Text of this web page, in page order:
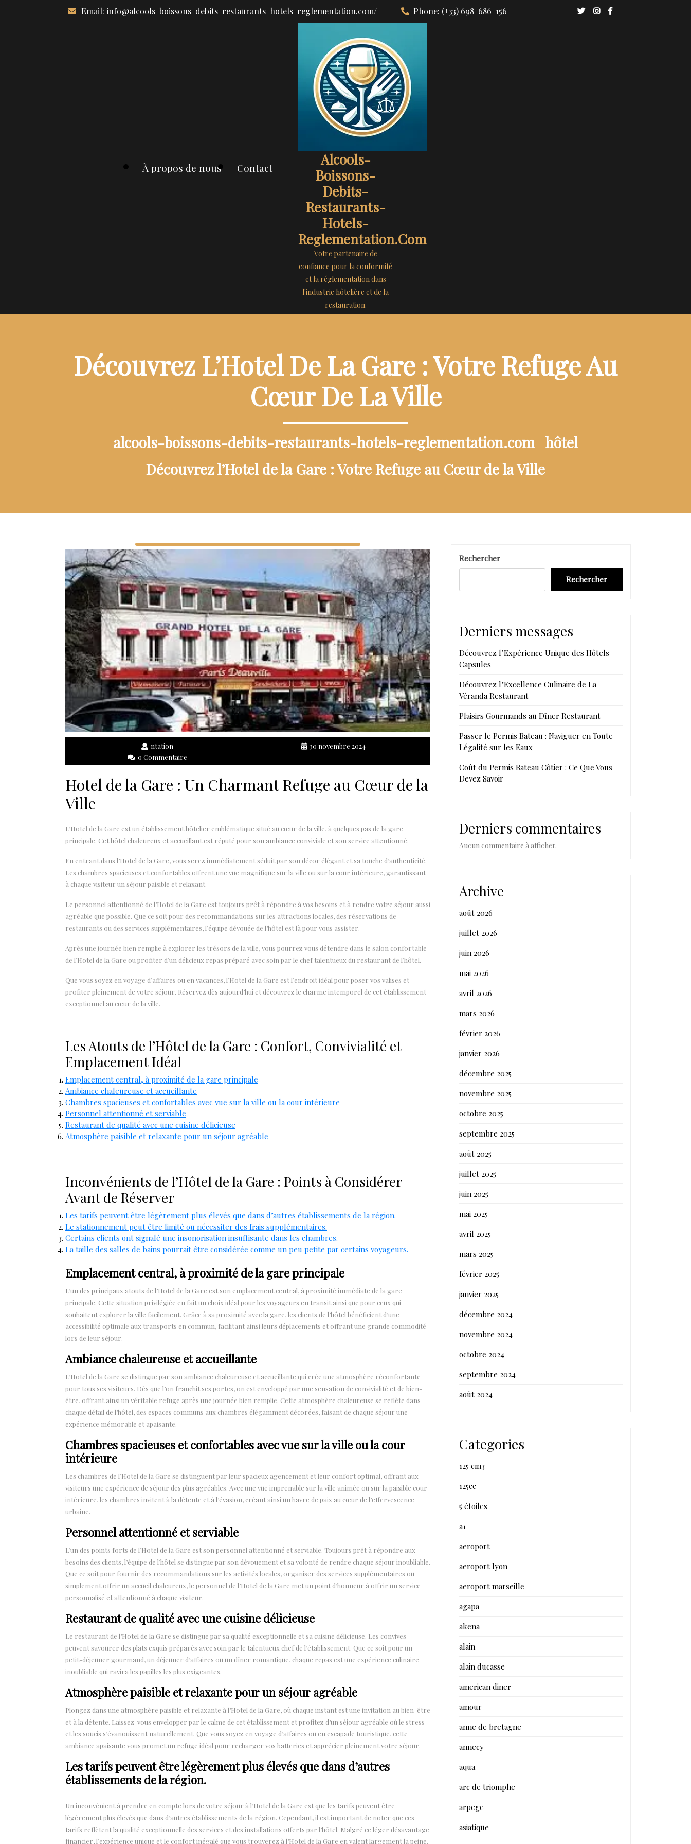
Email: info@alcools-boissons-debits-restaurants-hotels-reglementation.com/ Phone: (+33) 698-686-156
À propos de nous Contact
Alcools-
Boissons-
Debits-
Restaurants-
Hotels-
Reglementation.com
Votre partenaire de
confiance pour la conformité
et la réglementation dans
l'industrie hôtelière et de la
restauration.
Découvrez L’Hotel De La Gare : Votre Refuge Au
Cœur De La Ville
alcools-boissons-debits-restaurants-hotels-reglementation.com hôtel
Découvrez l’Hotel de la Gare : Votre Refuge au Cœur de la Ville
ntation
30 novembre 2024
0 Commentaire
Hotel de la Gare : Un Charmant Refuge au Cœur de la
Ville
L’Hotel de la Gare est un établissement hôtelier emblématique situé au cœur de la ville, à quelques pas de la gare
principale. Cet hôtel chaleureux et accueillant est réputé pour son ambiance conviviale et son service attentionné.
En entrant dans l’Hotel de la Gare, vous serez immédiatement séduit par son décor élégant et sa touche d’authenticité.
Les chambres spacieuses et confortables offrent une vue magnifique sur la ville ou sur la cour intérieure, garantissant
à chaque visiteur un séjour paisible et relaxant.
Le personnel attentionné de l’Hotel de la Gare est toujours prêt à répondre à vos besoins et à rendre votre séjour aussi
agréable que possible. Que ce soit pour des recommandations sur les attractions locales, des réservations de
restaurants ou des services supplémentaires, l’équipe dévouée de l’hôtel est là pour vous assister.
Après une journée bien remplie à explorer les trésors de la ville, vous pourrez vous détendre dans le salon confortable
de l’Hotel de la Gare ou profiter d’un délicieux repas préparé avec soin par le chef talentueux du restaurant de l’hôtel.
Que vous soyez en voyage d’affaires ou en vacances, l’Hotel de la Gare est l’endroit idéal pour poser vos valises et
profiter pleinement de votre séjour. Réservez dès aujourd’hui et découvrez le charme intemporel de cet établissement
exceptionnel au cœur de la ville.
Les Atouts de l’Hôtel de la Gare : Confort, Convivialité et
Emplacement Idéal
Emplacement central, à proximité de la gare principale
Ambiance chaleureuse et accueillante
Chambres spacieuses et confortables avec vue sur la ville ou la cour intérieure
Personnel attentionné et serviable
Restaurant de qualité avec une cuisine délicieuse
Atmosphère paisible et relaxante pour un séjour agréable
Inconvénients de l’Hôtel de la Gare : Points à Considérer
Avant de Réserver
Les tarifs peuvent être légèrement plus élevés que dans d’autres établissements de la région.
Le stationnement peut être limité ou nécessiter des frais supplémentaires.
Certains clients ont signalé une insonorisation insuffisante dans les chambres.
La taille des salles de bains pourrait être considérée comme un peu petite par certains voyageurs.
Emplacement central, à proximité de la gare principale
L’un des principaux atouts de l’Hotel de la Gare est son emplacement central, à proximité immédiate de la gare
principale. Cette situation privilégiée en fait un choix idéal pour les voyageurs en transit ainsi que pour ceux qui
souhaitent explorer la ville facilement. Grâce à sa proximité avec la gare, les clients de l’hôtel bénéficient d’une
accessibilité optimale aux transports en commun, facilitant ainsi leurs déplacements et offrant une grande commodité
lors de leur séjour.
Ambiance chaleureuse et accueillante
L’Hotel de la Gare se distingue par son ambiance chaleureuse et accueillante qui crée une atmosphère réconfortante
pour tous ses visiteurs. Dès que l’on franchit ses portes, on est enveloppé par une sensation de convivialité et de bien-
être, offrant ainsi un véritable refuge après une journée bien remplie. Cette atmosphère chaleureuse se reflète dans
chaque détail de l’hôtel, des espaces communs aux chambres élégamment décorées, faisant de chaque séjour une
expérience mémorable et apaisante.
Chambres spacieuses et confortables avec vue sur la ville ou la cour
intérieure
Les chambres de l’Hotel de la Gare se distinguent par leur spacieux agencement et leur confort optimal, offrant aux
visiteurs une expérience de séjour des plus agréables. Avec une vue imprenable sur la ville animée ou sur la paisible cour
intérieure, les chambres invitent à la détente et à l’évasion, créant ainsi un havre de paix au cœur de l’effervescence
urbaine.
Personnel attentionné et serviable
L’un des points forts de l’Hotel de la Gare est son personnel attentionné et serviable. Toujours prêt à répondre aux
besoins des clients, l’équipe de l’hôtel se distingue par son dévouement et sa volonté de rendre chaque séjour inoubliable.
Que ce soit pour fournir des recommandations sur les activités locales, organiser des services supplémentaires ou
simplement offrir un accueil chaleureux, le personnel de l’Hotel de la Gare met un point d’honneur à offrir un service
personnalisé et attentionné à chaque visiteur.
Restaurant de qualité avec une cuisine délicieuse
Le restaurant de l’Hotel de la Gare se distingue par sa qualité exceptionnelle et sa cuisine délicieuse. Les convives
peuvent savourer des plats exquis préparés avec soin par le talentueux chef de l’établissement. Que ce soit pour un
petit-déjeuner gourmand, un déjeuner d’affaires ou un dîner romantique, chaque repas est une expérience culinaire
inoubliable qui ravira les papilles les plus exigeantes.
Atmosphère paisible et relaxante pour un séjour agréable
Plongez dans une atmosphère paisible et relaxante à l’Hotel de la Gare, où chaque instant est une invitation au bien-être
et à la détente. Laissez-vous envelopper par le calme de cet établissement et profitez d’un séjour agréable où le stress
et les soucis s’évanouissent naturellement. Que vous soyez en voyage d’affaires ou en escapade touristique, cette
ambiance apaisante vous promet un refuge idéal pour recharger vos batteries et apprécier pleinement votre séjour.
Les tarifs peuvent être légèrement plus élevés que dans d’autres
établissements de la région.
Un inconvénient à prendre en compte lors de votre séjour à l’Hotel de la Gare est que les tarifs peuvent être
légèrement plus élevés que dans d’autres établissements de la région. Cependant, il est important de noter que ces
tarifs reflètent la qualité exceptionnelle des services et des installations offerts par l’hôtel. Malgré ce léger désavantage
financier, l’expérience unique et le confort inégalé que vous trouverez à l’Hotel de la Gare en valent largement la peine.
Rechercher
Rechercher
Derniers messages
Découvrez l’Expérience Unique des Hôtels
Capsules
Découvrez l’Excellence Culinaire de La
Véranda Restaurant
Plaisirs Gourmands au Dîner Restaurant
Passer le Permis Bateau : Naviguer en Toute
Légalité sur les Eaux
Coût du Permis Bateau Côtier : Ce Que Vous
Devez Savoir
Derniers commentaires
Aucun commentaire à afficher.
Archive
août 2026
juillet 2026
juin 2026
mai 2026
avril 2026
mars 2026
février 2026
janvier 2026
décembre 2025
novembre 2025
octobre 2025
septembre 2025
août 2025
juillet 2025
juin 2025
mai 2025
avril 2025
mars 2025
février 2025
janvier 2025
décembre 2024
novembre 2024
octobre 2024
septembre 2024
août 2024
Categories
125 cm3
125cc
5 étoiles
a1
aeroport
aeroport lyon
aeroport marseille
agapa
akena
alain
alain ducasse
american diner
amour
anne de bretagne
annecy
aqua
arc de triomphe
arpege
asiatique